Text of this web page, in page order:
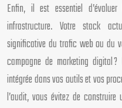
Enfin, il est essentiel
infrastructure. Votre stack
significative du trafic web ou du
campagne de marketing digital
intégrée dans vos outils et vos
l’audit, vous évitez de